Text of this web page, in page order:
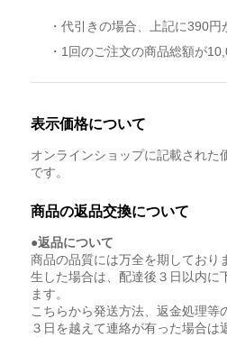
・代引きの場合、上記に390円
・1回のご注文の商品総額が
表示価格について
オンラインショップに記載された
です。
商品の返品交換について
●返品について
商品の品質には万全を期しており
生した場合は、配達後３日以内に
ます。
こちらから発送方法、返金処理等
３日を越えて連絡が有った場合は